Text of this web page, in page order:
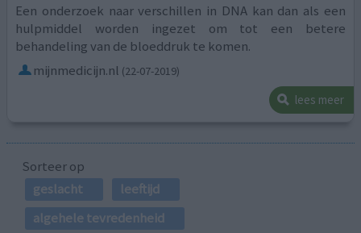
Een onderzoek naar verschillen in DNA kan dan als een
hulpmiddel worden ingezet om tot een betere
behandeling van de bloeddruk te komen.
mijnmedicijn.nl (22-07-2019)
lees meer
Sorteer op
geslacht
leeftijd
algehele tevredenheid